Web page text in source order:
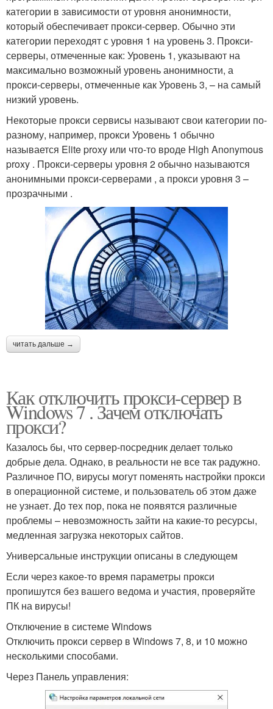
категории в зависимости от уровня анонимности,
который обеспечивает прокси-сервер. Обычно эти
категории переходят с уровня 1 на уровень 3. Прокси-
серверы, отмеченные как: Уровень 1, указывают на
максимально возможный уровень анонимности, а
прокси-серверы, отмеченные как Уровень 3, – на самый
низкий уровень.
Некоторые прокси сервисы называют свои категории по-
разному, например, прокси Уровень 1 обычно
называется Elite proxy или что-то вроде High Anonymous
proxy . Прокси-серверы уровня 2 обычно называются
анонимными прокси-серверами , а прокси уровня 3 –
прозрачными .
читать дальше →
Как отключить прокси-сервер в
Windows 7 . Зачем отключать
прокси?
Казалось бы, что сервер-посредник делает только
добрые дела. Однако, в реальности не все так радужно.
Различное ПО, вирусы могут поменять настройки прокси
в операционной системе, и пользователь об этом даже
не узнает. До тех пор, пока не появятся различные
проблемы – невозможность зайти на какие-то ресурсы,
медленная загрузка некоторых сайтов.
Универсальные инструкции описаны в следующем
Если через какое-то время параметры прокси
пропишутся без вашего ведома и участия, проверяйте
ПК на вирусы!
Отключение в системе Windows
Отключить прокси сервер в Windows 7, 8, и 10 можно
несколькими способами.
Через Панель управления: